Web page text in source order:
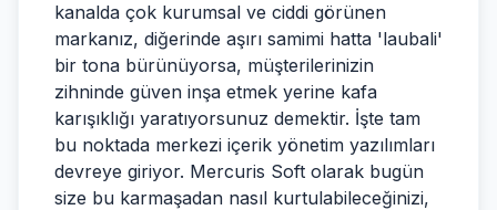
kanalda çok kurumsal ve ciddi görünen
markanız, diğerinde aşırı samimi hatta 'laubali'
bir tona bürünüyorsa, müşterilerinizin
zihninde güven inşa etmek yerine kafa
karışıklığı yaratıyorsunuz demektir. İşte tam
bu noktada merkezi içerik yönetim yazılımları
devreye giriyor. Mercuris Soft olarak bugün
size bu karmaşadan nasıl kurtulabileceğinizi,